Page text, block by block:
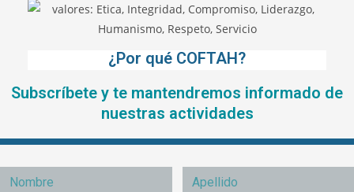
¿Por qué COFTAH?
Subscríbete y te mantendremos informado de
nuestras actividades